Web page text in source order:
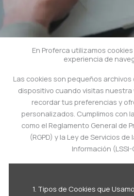
En Proferca utilizamos
experiencia de
Las cookies son pequeños
dispositivo cuando visitas nuestra
recordar tus preferencias y
personalizados. Cumplimos con
como el Reglamento General de
(RGPD) y la Ley de Servicios
Información (LSSI-
1. Tipos de Cookies que